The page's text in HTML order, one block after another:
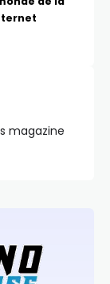
magazine